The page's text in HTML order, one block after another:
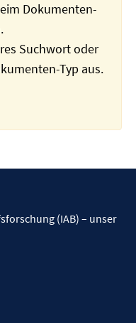
Dokumenten-
Suchwort oder
Typ aus.
(IAB) – unser